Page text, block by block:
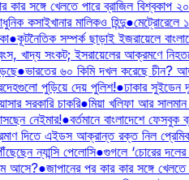
কার সঙ্গে খেলতে পারে ব্রাজিল বিশ্বকাপ
কসাইখানার মালিকও হিন্দু●মেট্রোরেলে
●কূটনৈতিক সম্পর্ক ছাড়াই ইজরায়েলে
খাদ্য সংকট; ইসরায়েলের আক্রমণে
●ভারতের ৬০ কিমি দখল করেছে চীন?
পুড়িয়ে দেয় পুলিশ!●ঢাকার সুইডেন
সরকারি চাকরি●মিয়া খলিফা আর
নেইমার!●বর্তমানে বাংলাদেশে ফেসবুক
দিতে এইডস আক্রান্ত রক্ত নিল
ন্যান্সি পেলোসি●গুগলে ‘চোরের দলের
আসে?●জাপানের পর কার কার সঙ্গে